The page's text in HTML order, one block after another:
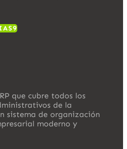
que cubre todos los
de la
sistema de organización
moderno y